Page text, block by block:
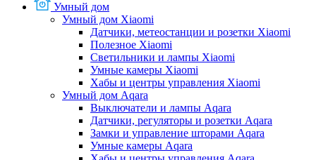
Умный дом
Умный дом Xiaomi
Датчики, метеостанции и розетки Xiaomi
Полезное Xiaomi
Светильники и лампы Xiaomi
Умные камеры Xiaomi
Хабы и центры управления Xiaomi
Умный дом Aqara
Выключатели и лампы Aqara
Датчики, регуляторы и розетки Aqara
Замки и управление шторами Aqara
Умные камеры Aqara